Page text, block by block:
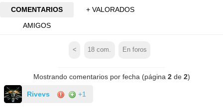
COMENTARIOS
+ VALORADOS
AMIGOS
< 18 com. En foros
Mostrando comentarios por fecha (página 2de 2)
Rivevs +1